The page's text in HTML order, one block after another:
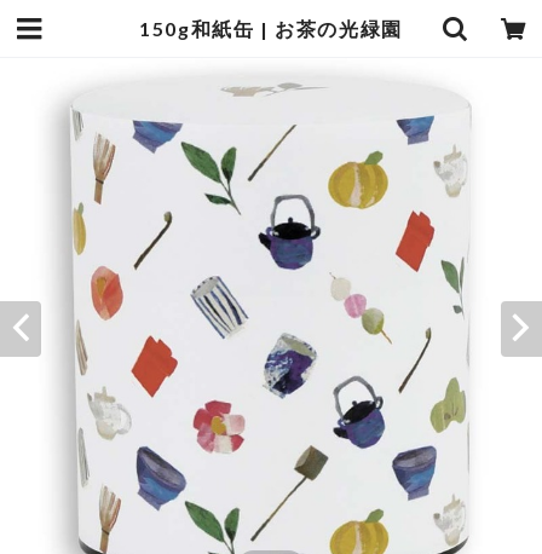
150g和紙缶 | お茶の光緑園